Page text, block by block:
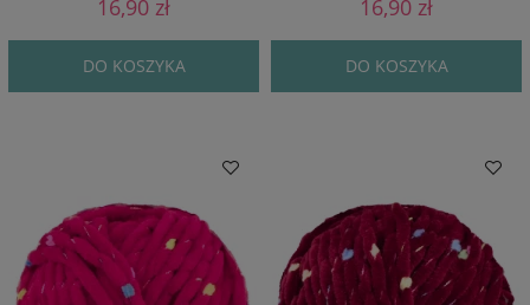
16,90 zł
DO KOSZYKA
16,90 zł
DO KOSZYKA